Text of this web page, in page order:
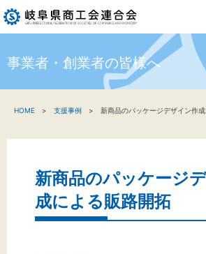
新着情報
関係機関の方へ
商工会連合会について
事業者・創業者の皆様へ
HOME 支援事例 新商品のパッケージデザイン作
新商品のパッケージ
成による販路開拓